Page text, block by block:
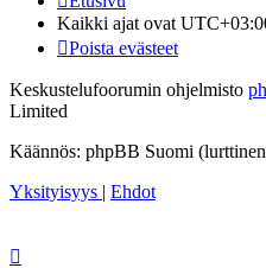
Kaikki ajat ovat
Poista evästeet
Keskustelufoorumin ohjelmisto
Limited
Käännös: phpBB Suomi
Yksityisyys | Ehdot